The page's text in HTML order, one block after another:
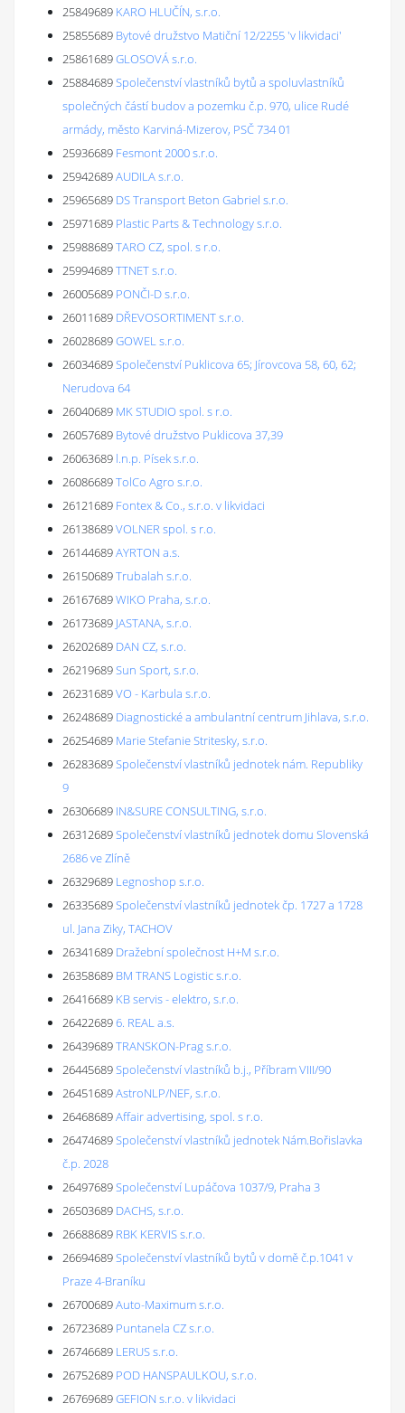
25849689 KARO HLUČÍN, s.r.o.
25855689 Bytové družstvo Matiční 12/2255 'v likvidaci'
25861689GLOSOVÁ s.r.o.
25884689Společenství vlastníků bytů a spoluvlastníků
společných částí budov a pozemku č.p. 970, ulice Rudé
armády, město Karviná-Mizerov, PSČ 734 01
25936689 Fesmont 2000 s.r.o.
25942689AUDILA s.r.o.
25965689 DS Transport Beton Gabriel s.r.o.
25971689 Plastic Parts & Technology s.r.o.
25988689TARO CZ, spol. s r.o.
25994689TTNET s.r.o.
26005689 PONČI-D s.r.o.
26011689 DŘEVOSORTIMENT s.r.o.
26028689GOWEL s.r.o.
26034689Společenství Puklicova 65; Jírovcova 58, 60, 62;
Nerudova 64
26040689 MK STUDIO spol. s r.o.
26057689 Bytové družstvo Puklicova 37,39
26063689 l.n.p. Písek s.r.o.
26086689TolCo Agro s.r.o.
26121689 Fontex & Co., s.r.o. v likvidaci
26138689VOLNER spol. s r.o.
26144689AYRTON a.s.
26150689Trubalah s.r.o.
26167689WIKO Praha, s.r.o.
26173689 JASTANA, s.r.o.
26202689 DAN CZ, s.r.o.
26219689Sun Sport, s.r.o.
26231689VO - Karbula s.r.o.
26248689 Diagnostické a ambulantní centrum Jihlava, s.r.o.
26254689 Marie Stefanie Stritesky, s.r.o.
26283689Společenství vlastníků jednotek nám. Republiky
9
26306689 IN&SURE CONSULTING, s.r.o.
26312689Společenství vlastníků jednotek domu Slovenská
2686 ve Zlíně
26329689 Legnoshop s.r.o.
26335689Společenství vlastníků jednotek čp. 1727 a 1728
ul. Jana Ziky, TACHOV
26341689 Dražební společnost H+M s.r.o.
26358689 BM TRANS Logistic s.r.o.
26416689 KB servis - elektro, s.r.o.
264226896. REAL a.s.
26439689TRANSKON-Prag s.r.o.
26445689Společenství vlastníků b.j., Příbram VIII/90
26451689AstroNLP/NEF, s.r.o.
26468689Affair advertising, spol. s r.o.
26474689Společenství vlastníků jednotek Nám.Bořislavka
č.p. 2028
26497689Společenství Lupáčova 1037/9, Praha 3
26503689 DACHS, s.r.o.
26688689 RBK KERVIS s.r.o.
26694689Společenství vlastníků bytů v domě č.p.1041 v
Praze 4-Braníku
26700689Auto-Maximum s.r.o.
26723689 Puntanela CZ s.r.o.
26746689 LERUS s.r.o.
26752689 POD HANSPAULKOU, s.r.o.
26769689GEFION s.r.o. v likvidaci